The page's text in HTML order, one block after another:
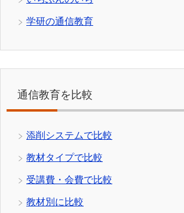
学研の通信教育
通信教育を比較
添削システムで比較
教材タイプで比較
受講費・会費で比較
教材別に比較